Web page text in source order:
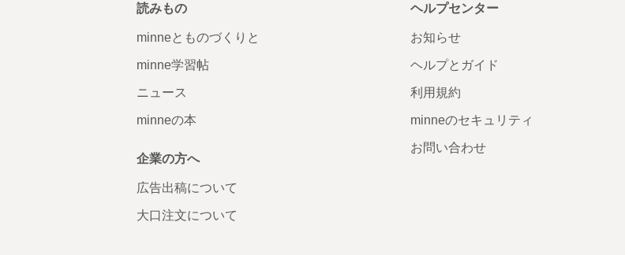
読みもの
minneとものづくりと
minne学習帖
ニュース
minneの本
企業の方へ
広告出稿について
大口注文について
ヘルプセンター
お知らせ
ヘルプとガイド
利用規約
minneのセキュリティ
お問い合わせ